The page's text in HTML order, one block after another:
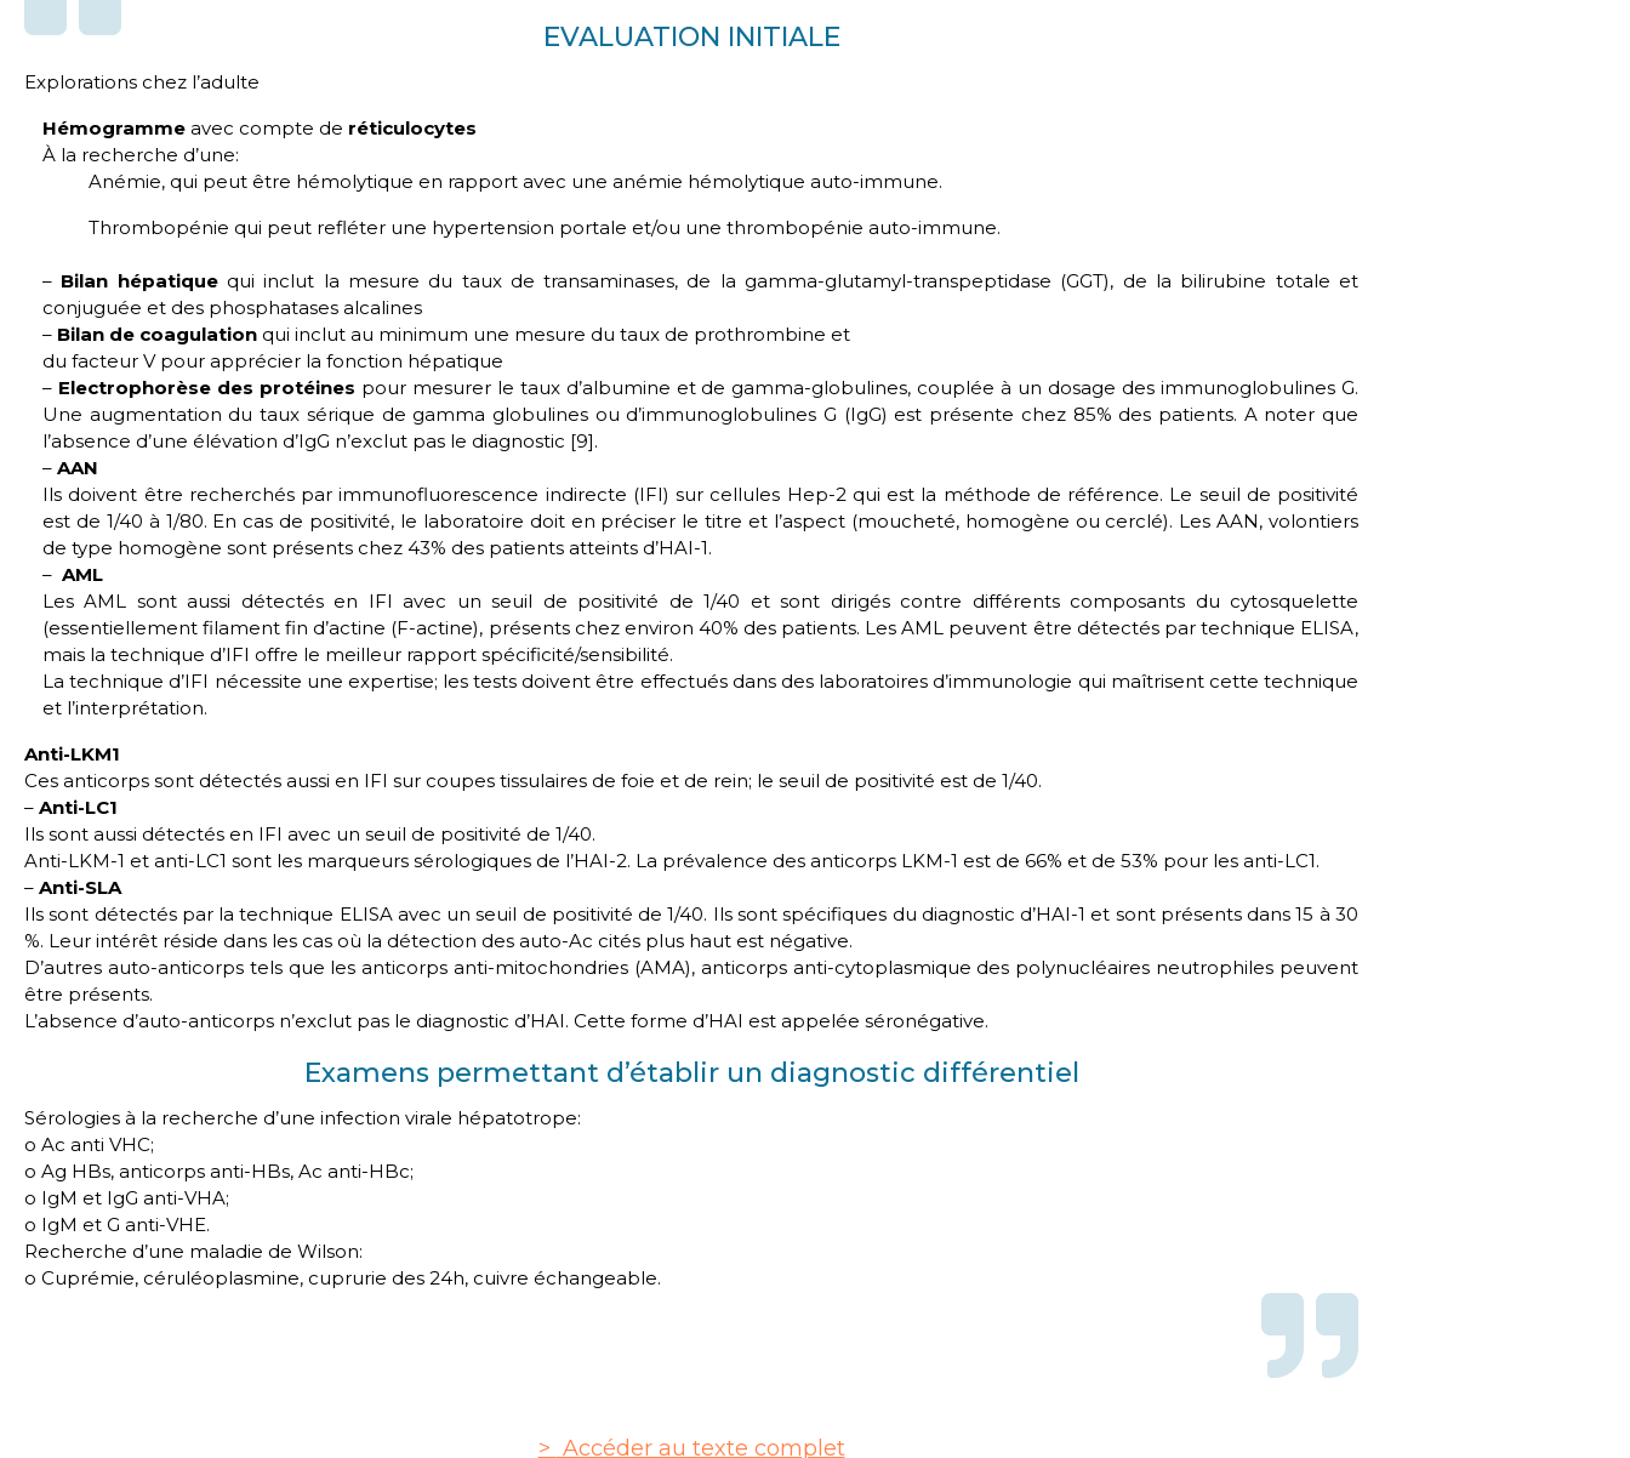
EVALUATION INITIALE
Explorations chez l’adulte
Hémogramme avec compte de réticulocytes
À la recherche d’une:
Anémie, qui peut être hémolytique en rapport avec une anémie hémolytique auto-immune.
Thrombopénie qui peut refléter une hypertension portale et/ou une thrombopénie auto-immune.
– Bilan hépatiquequi inclut la mesure du taux de transaminases, de la gamma-glutamyl-transpeptidase (GGT), de la bilirubine totale et
conjuguée et des phosphatases alcalines
– Bilan de coagulation qui inclut au minimum une mesure du taux de prothrombine et
du facteur V pour apprécier la fonction hépatique
– Electrophorèse des protéines pour mesurer le taux d’albumine et de gamma-globulines, couplée à un dosage des immunoglobulines G.
Une augmentation du taux sérique de gamma globulines ou d’immunoglobulines G (IgG) est présente chez 85% des patients. A noter que
l’absence d’une élévation d’IgG n’exclut pas le diagnostic [9].
– AAN
Ils doivent être recherchés par immunofluorescence indirecte (IFI) sur cellules Hep-2 qui est la méthode de référence. Le seuil de positivité
est de 1/40 à 1/80. En cas de positivité, le laboratoire doit en préciser le titre et l’aspect (moucheté, homogène ou cerclé). Les AAN, volontiers
de type homogène sont présents chez 43% des patients atteints d’HAI-1.
– AML
Les AML sont aussi détectés en IFI avec un seuil de positivité de 1/40 et sont dirigés contre différents composants du cytosquelette
(essentiellement filament fin d’actine (F-actine), présents chez environ 40% des patients. Les AML peuvent être détectés par technique ELISA,
mais la technique d’IFI offre le meilleur rapport spécificité/sensibilité.
La technique d’IFI nécessite une expertise; les tests doivent être effectués dans des laboratoires d’immunologie qui maîtrisent cette technique
et l’interprétation.
Anti-LKM1
Ces anticorps sont détectés aussi en IFI sur coupes tissulaires de foie et de rein; le seuil de positivité est de 1/40.
– Anti-LC1
Ils sont aussi détectés en IFI avec un seuil de positivité de 1/40.
Anti-LKM-1 et anti-LC1 sont les marqueurs sérologiques de l’HAI-2. La prévalence des anticorps LKM-1 est de 66% et de 53% pour les anti-LC1.
– Anti-SLA
Ils sont détectés par la technique ELISA avec un seuil de positivité de 1/40. Ils sont spécifiques du diagnostic d’HAI-1 et sont présents dans 15 à 30
%. Leur intérêt réside dans les cas où la détection des auto-Ac cités plus haut est négative.
D’autres auto-anticorps tels que les anticorps anti-mitochondries (AMA), anticorps anti-cytoplasmique des polynucléaires neutrophiles peuvent
être présents.
L’absence d’auto-anticorps n’exclut pas le diagnostic d’HAI. Cette forme d’HAI est appelée séronégative.
Examens permettant d’établir un diagnostic différentiel
Sérologies à la recherche d’une infection virale hépatotrope:
o Ac anti VHC;
o Ag HBs, anticorps anti-HBs, Ac anti-HBc;
o IgM et IgG anti-VHA;
o IgM et G anti-VHE.
Recherche d’une maladie de Wilson:
o Cuprémie, céruléoplasmine, cuprurie des 24h, cuivre échangeable.
Accéder au texte complet